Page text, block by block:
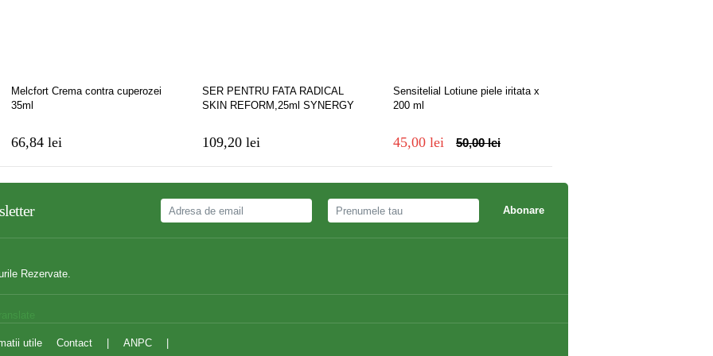
Melcfort Crema contra cuperozei
35ml
66,84 lei
SER PENTRU FATA RADICAL
SKIN REFORM,25ml SYNERGY
109,20 lei
Sensitelial Lotiune piele iritata x
200 ml
45,00 lei 50,00 lei
Abonare
Rezervate.
utile Contact ANPC